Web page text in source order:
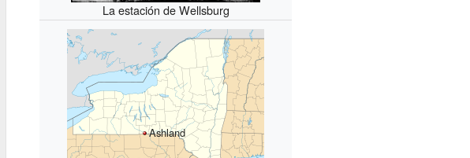
La estación de Wellsburg
Ashland